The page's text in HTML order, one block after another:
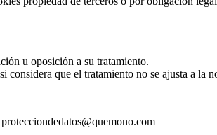
u oposición a su tratamiento.
que el tratamiento no se ajusta a la